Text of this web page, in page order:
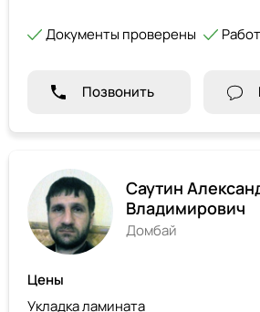
Документы проверены
Позвонить
Саутин
Владимирович
Домбай
Цены
Укладка ламината